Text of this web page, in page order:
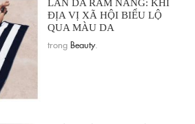
LÀN DA RÁM NẮNG: KHI
ĐỊA VỊ XÃ HỘI BIỂU LỘ
QUA MÀU DA
trong Beauty.